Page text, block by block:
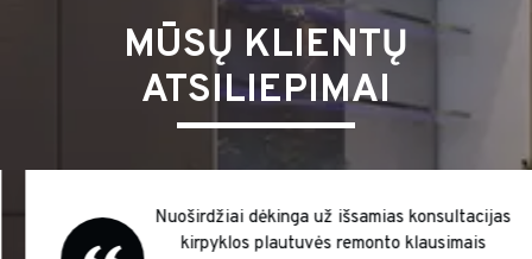
MŪSŲ KLIENTŲ
ATSILIEPIMAI
Nuoširdžiai dėkinga už išsamias konsultacijas
kirpyklos plautuvės remonto klausimais